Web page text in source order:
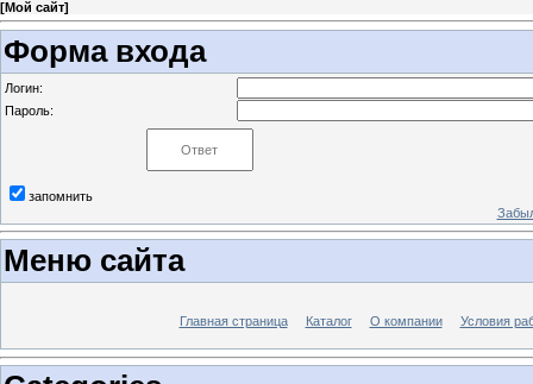
[Мой сайт]
Форма входа
Логин:
Пароль:
запомнить
Меню сайта
Главная страница Каталог О компании Условия